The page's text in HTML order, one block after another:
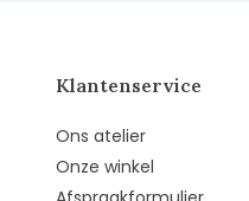
Klantenservice
Ons atelier
Onze winkel